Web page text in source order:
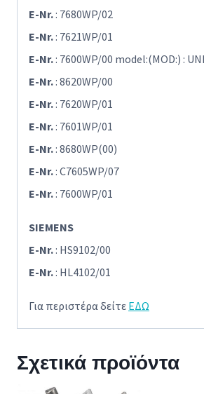
E-Nr.: 7680WP/02
E-Nr.: 7621WP/01
E-Nr.: 7600WP/00 model:(MOD:) :
E-Nr.: 8620WP/00
E-Nr.: 7620WP/01
E-Nr.: 7601WP/01
E-Nr.: 8680WP(00)
E-Nr.: C7605WP/07
E-Nr.: 7600WP/01
SIEMENS
E-Nr.: HS9102/00
E-Nr.: HL4102/01
Για περιστέρα δείτε ΕΔΩ
Σχετικά προϊόντα